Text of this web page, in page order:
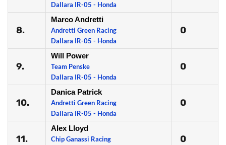
Dallara IR-05 - Honda
8.
Marco Andretti
Andretti Green Racing
Dallara IR-05 - Honda
0
9.
Will Power
Team Penske
Dallara IR-05 - Honda
0
10.
Danica Patrick
Andretti Green Racing
Dallara IR-05 - Honda
0
11.
Alex Lloyd
Chip Ganassi Racing
0